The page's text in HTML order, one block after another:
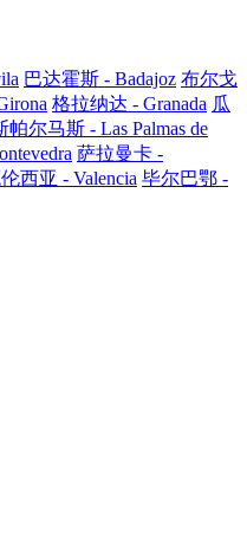
巴达霍斯 - Badajoz 布尔戈
格拉纳达 - Granada 瓜
帕尔马斯 - Las Palmas de
萨拉曼卡 -
西亚 - Valencia 毕尔巴鄂 -